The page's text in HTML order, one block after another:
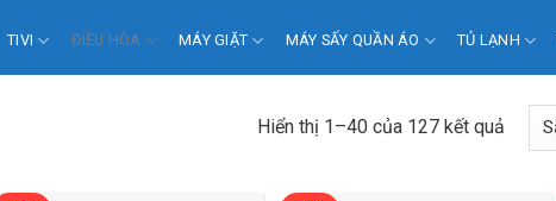
TIVI ĐIỀU HÒA MÁY GIẶT MÁY SẤY QUẦN ÁO TỦ LẠNH
Hiển thị 1–40 của 127 kết quả